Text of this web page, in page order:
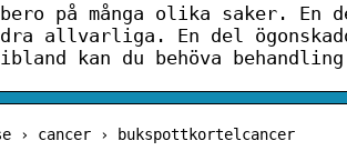
bero på många olika saker. En
allvarliga. En del
kan du behöva
› cancer › bukspottkortelcancer